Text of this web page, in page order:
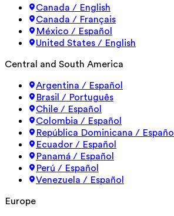
Canada / English
Canada / Français
México / Español
United States / English
Central and South America
Argentina / Español
Brasil / Português
Chile / Español
Colombia / Español
República Dominicana / Español
Ecuador / Español
Panamá / Español
Perú / Español
Venezuela / Español
Europe